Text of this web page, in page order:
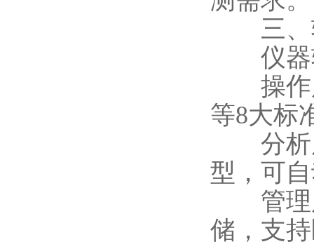
三、软
仪器软
操作层
等8大标
分析层
型，可
管理层
储，支